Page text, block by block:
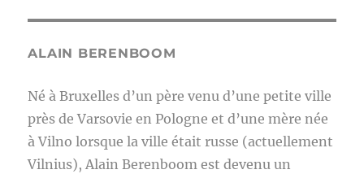
ALAIN BERENBOOM
Né à Bruxelles d’un père venu d’une petite ville
près de Varsovie en Pologne et d’une mère née
à Vilno lorsque la ville était russe (actuellement
Vilnius), Alain Berenboom est devenu un